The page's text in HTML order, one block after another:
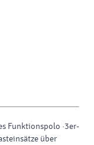
Funktionspolo ·3er-
über